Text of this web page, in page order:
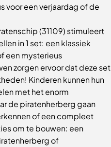
voor een verjaardag of de
(31109) stimuleert
in 1 set: een klassiek
een mysterieus
zorgen ervoor dat deze set
Kinderen kunnen hun
met het enorm
de piratenherberg gaan
of een compleet
om te bouwen: een
of